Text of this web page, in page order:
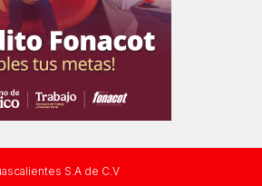
S.A de C.V